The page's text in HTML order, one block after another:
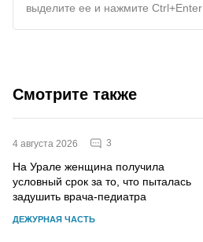
выделите ее и нажмите Ctrl+Enter
Смотрите также
4 августа 2026 3
На Урале женщина получила
условный срок за то, что пыталась
задушить врача-педиатра
ДЕЖУРНАЯ ЧАСТЬ